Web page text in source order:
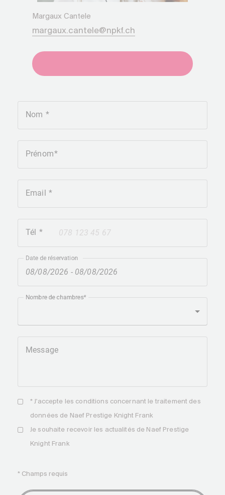
Margaux Cantele
margaux.cantele@npkf.ch
Nom
Prénom
Email
+41
Tél
Date de réservation
Nombre de chambres
Message
* J'accepte les conditions concernant le traitement des
données de Naef Prestige Knight Frank
Je souhaite recevoir les actualités de Naef Prestige
Knight Frank
* Champs requis